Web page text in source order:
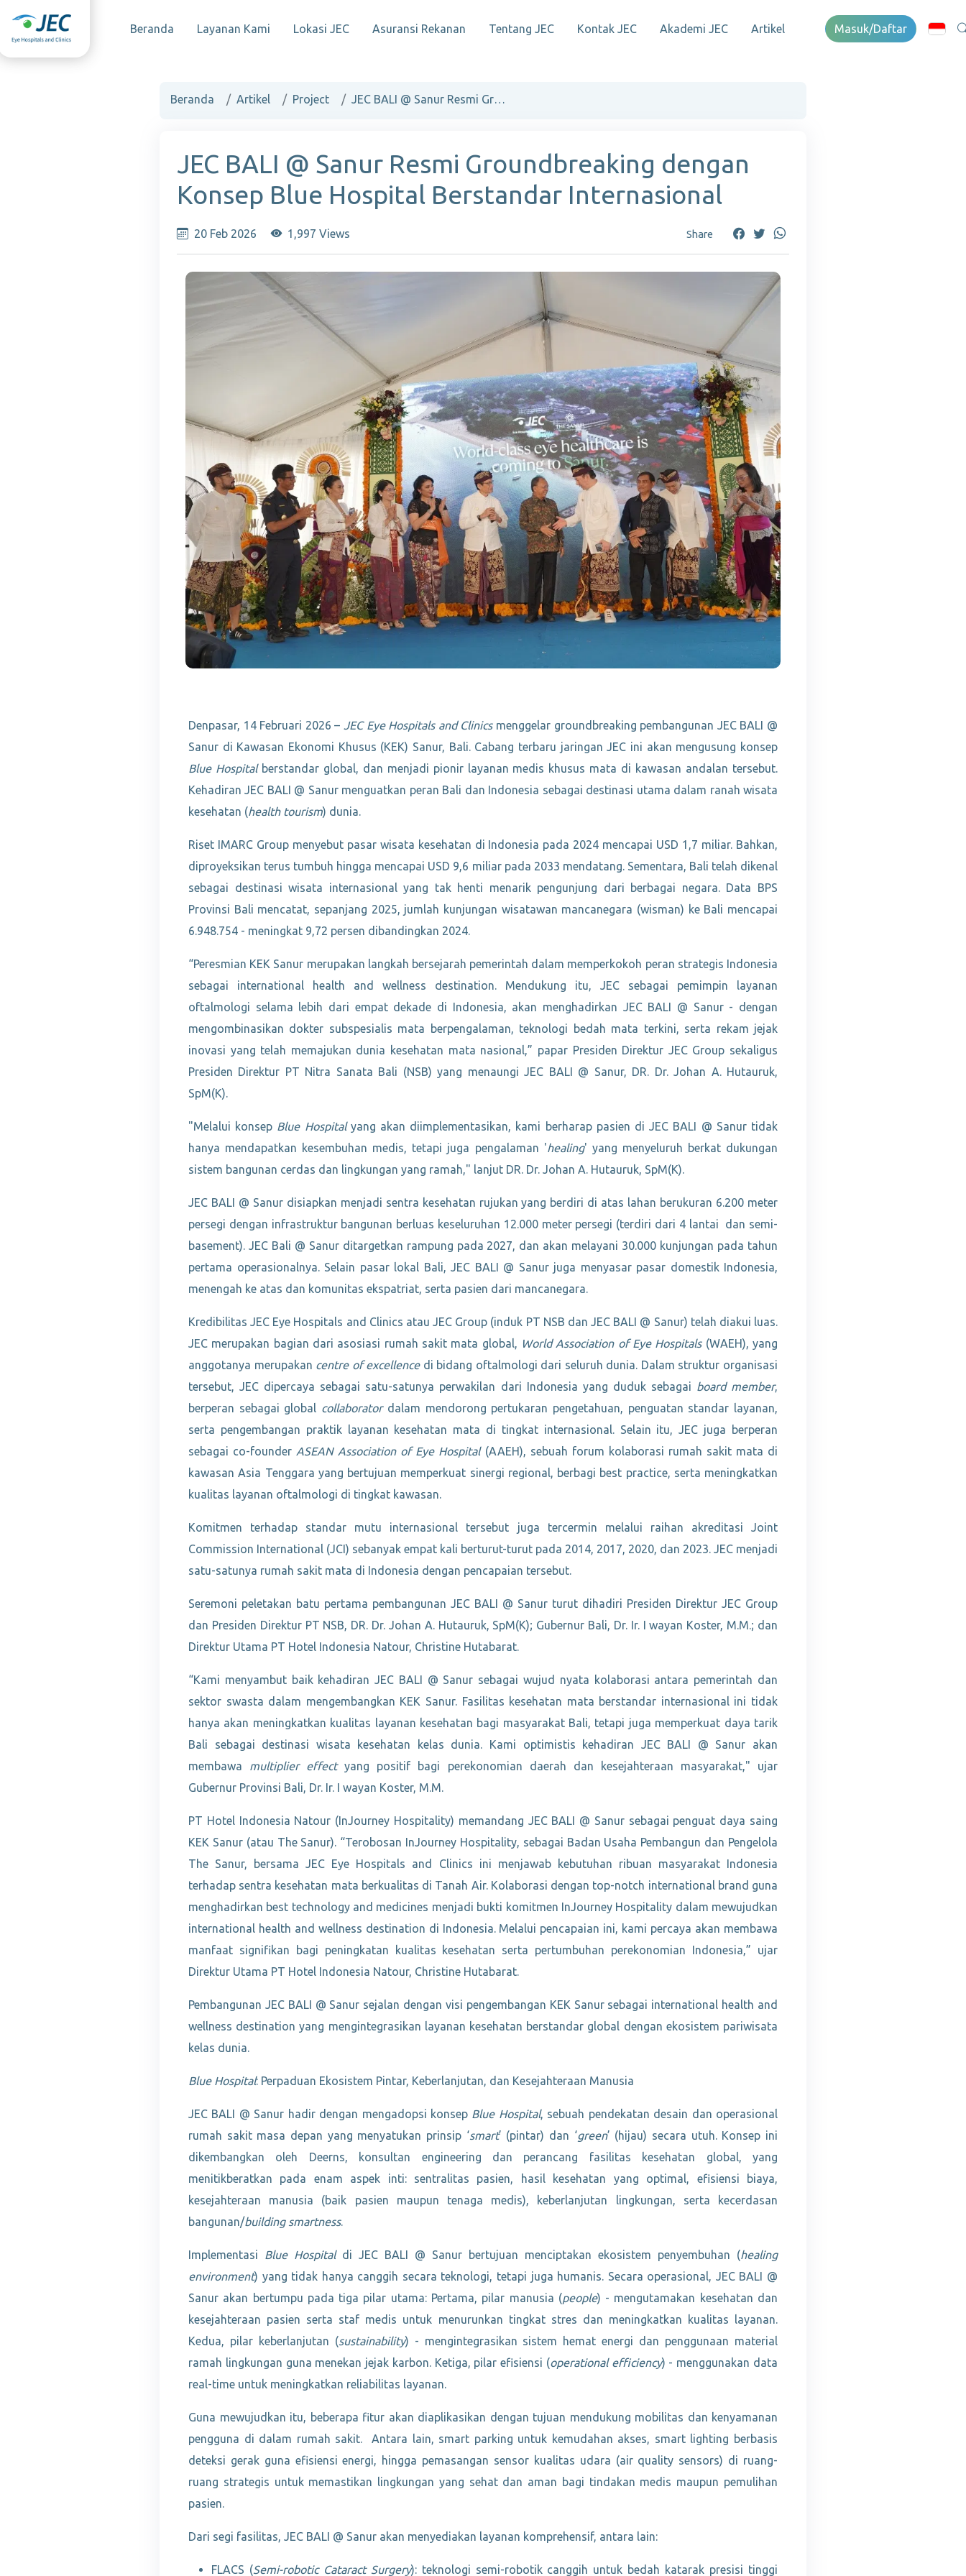
Beranda Layanan Kami Lokasi JEC Asuransi Rekanan Tentang JEC Kontak JEC Akademi JEC Artikel Masuk/Daftar
Beranda Artikel Project JEC BALI @ Sanur Resmi Groundbreaking dengan Konsep Blue Hospital Berstandar Internasional
JEC BALI @ Sanur Resmi Groundbreaking dengan
Konsep Blue Hospital Berstandar Internasional
20 Feb 2026 1,997 Views Share
Denpasar, 14 Februari 2026 – JEC Eye Hospitals and Clinicsmenggelar groundbreaking pembangunan JEC BALI @
Sanur di Kawasan Ekonomi Khusus (KEK) Sanur, Bali. Cabang terbaru jaringan JEC ini akan mengusung konsep
Blue Hospitalberstandar global, dan menjadi pionir layanan medis khusus mata di kawasan andalan tersebut.
Kehadiran JEC BALI @ Sanur menguatkan peran Bali dan Indonesia sebagai destinasi utama dalam ranah wisata
kesehatan (health tourism) dunia.
Riset IMARC Group menyebut pasar wisata kesehatan di Indonesia pada 2024 mencapai USD 1,7 miliar. Bahkan,
diproyeksikan terus tumbuh hingga mencapai USD 9,6 miliar pada 2033 mendatang. Sementara, Bali telah dikenal
sebagai destinasi wisata internasional yang tak henti menarik pengunjung dari berbagai negara. Data BPS
Provinsi Bali mencatat, sepanjang 2025, jumlah kunjungan wisatawan mancanegara (wisman) ke Bali mencapai
6.948.754 - meningkat 9,72 persen dibandingkan 2024.
“Peresmian KEK Sanur merupakan langkah bersejarah pemerintah dalam memperkokoh peran strategis Indonesia
sebagai international health and wellness destination. Mendukung itu, JEC sebagai pemimpin layanan
oftalmologi selama lebih dari empat dekade di Indonesia, akan menghadirkan JEC BALI @ Sanur - dengan
mengombinasikan dokter subspesialis mata berpengalaman, teknologi bedah mata terkini, serta rekam jejak
inovasi yang telah memajukan dunia kesehatan mata nasional,” papar Presiden Direktur JEC Group sekaligus
Presiden Direktur PT Nitra Sanata Bali (NSB) yang menaungi JEC BALI @ Sanur, DR. Dr. Johan A. Hutauruk,
SpM(K).
"Melalui konsep Blue Hospitalyang akan diimplementasikan, kami berharap pasien di JEC BALI @ Sanur tidak
hanya mendapatkan kesembuhan medis, tetapi juga pengalaman 'healing' yang menyeluruh berkat dukungan
sistem bangunan cerdas dan lingkungan yang ramah," lanjut DR. Dr. Johan A. Hutauruk, SpM(K).
JEC BALI @ Sanur disiapkan menjadi sentra kesehatan rujukan yang berdiri di atas lahan berukuran 6.200 meter
persegi dengan infrastruktur bangunan berluas keseluruhan 12.000 meter persegi (terdiri dari 4 lantai dan semi-
basement). JEC Bali @ Sanur ditargetkan rampung pada 2027, dan akan melayani 30.000 kunjungan pada tahun
pertama operasionalnya. Selain pasar lokal Bali, JEC BALI @ Sanur juga menyasar pasar domestik Indonesia,
menengah ke atas dan komunitas ekspatriat, serta pasien dari mancanegara.
Kredibilitas JEC Eye Hospitals and Clinics atau JEC Group (induk PT NSB dan JEC BALI @ Sanur) telah diakui luas.
JEC merupakan bagian dari asosiasi rumah sakit mata global, World Association of Eye Hospitals(WAEH), yang
anggotanya merupakan centre of excellencedi bidang oftalmologi dari seluruh dunia. Dalam struktur organisasi
tersebut, JEC dipercaya sebagai satu-satunya perwakilan dari Indonesia yang duduk sebagai board member,
berperan sebagai global collaboratordalam mendorong pertukaran pengetahuan, penguatan standar layanan,
serta pengembangan praktik layanan kesehatan mata di tingkat internasional. Selain itu, JEC juga berperan
sebagai co-founder ASEAN Association of Eye Hospital(AAEH), sebuah forum kolaborasi rumah sakit mata di
kawasan Asia Tenggara yang bertujuan memperkuat sinergi regional, berbagi best practice, serta meningkatkan
kualitas layanan oftalmologi di tingkat kawasan.
Komitmen terhadap standar mutu internasional tersebut juga tercermin melalui raihan akreditasi Joint
Commission International (JCI) sebanyak empat kali berturut-turut pada 2014, 2017, 2020, dan 2023. JEC menjadi
satu-satunya rumah sakit mata di Indonesia dengan pencapaian tersebut.
Seremoni peletakan batu pertama pembangunan JEC BALI @ Sanur turut dihadiri Presiden Direktur JEC Group
dan Presiden Direktur PT NSB, DR. Dr. Johan A. Hutauruk, SpM(K); Gubernur Bali, Dr. Ir. I wayan Koster, M.M.; dan
Direktur Utama PT Hotel Indonesia Natour, Christine Hutabarat.
“Kami menyambut baik kehadiran JEC BALI @ Sanur sebagai wujud nyata kolaborasi antara pemerintah dan
sektor swasta dalam mengembangkan KEK Sanur. Fasilitas kesehatan mata berstandar internasional ini tidak
hanya akan meningkatkan kualitas layanan kesehatan bagi masyarakat Bali, tetapi juga memperkuat daya tarik
Bali sebagai destinasi wisata kesehatan kelas dunia. Kami optimistis kehadiran JEC BALI @ Sanur akan
membawa multiplier effectyang positif bagi perekonomian daerah dan kesejahteraan masyarakat," ujar
Gubernur Provinsi Bali, Dr. Ir. I wayan Koster, M.M.
PT Hotel Indonesia Natour (InJourney Hospitality) memandang JEC BALI @ Sanur sebagai penguat daya saing
KEK Sanur (atau The Sanur). “Terobosan InJourney Hospitality, sebagai Badan Usaha Pembangun dan Pengelola
The Sanur, bersama JEC Eye Hospitals and Clinics ini menjawab kebutuhan ribuan masyarakat Indonesia
terhadap sentra kesehatan mata berkualitas di Tanah Air. Kolaborasi dengan top-notch international brand guna
menghadirkan best technology and medicines menjadi bukti komitmen InJourney Hospitality dalam mewujudkan
international health and wellness destination di Indonesia. Melalui pencapaian ini, kami percaya akan membawa
manfaat signifikan bagi peningkatan kualitas kesehatan serta pertumbuhan perekonomian Indonesia,” ujar
Direktur Utama PT Hotel Indonesia Natour, Christine Hutabarat.
Pembangunan JEC BALI @ Sanur sejalan dengan visi pengembangan KEK Sanur sebagai international health and
wellness destination yang mengintegrasikan layanan kesehatan berstandar global dengan ekosistem pariwisata
kelas dunia.
Blue Hospital: Perpaduan Ekosistem Pintar, Keberlanjutan, dan Kesejahteraan Manusia
JEC BALI @ Sanur hadir dengan mengadopsi konsep Blue Hospital, sebuah pendekatan desain dan operasional
rumah sakit masa depan yang menyatukan prinsip ‘smart’ (pintar) dan ‘green’ (hijau) secara utuh. Konsep ini
dikembangkan oleh Deerns, konsultan engineering dan perancang fasilitas kesehatan global, yang
menitikberatkan pada enam aspek inti: sentralitas pasien, hasil kesehatan yang optimal, efisiensi biaya,
kesejahteraan manusia (baik pasien maupun tenaga medis), keberlanjutan lingkungan, serta kecerdasan
bangunan/building smartness.
Implementasi Blue Hospitaldi JEC BALI @ Sanur bertujuan menciptakan ekosistem penyembuhan (healing
environment) yang tidak hanya canggih secara teknologi, tetapi juga humanis. Secara operasional, JEC BALI @
Sanur akan bertumpu pada tiga pilar utama: Pertama, pilar manusia (people) - mengutamakan kesehatan dan
kesejahteraan pasien serta staf medis untuk menurunkan tingkat stres dan meningkatkan kualitas layanan.
Kedua, pilar keberlanjutan (sustainability) - mengintegrasikan sistem hemat energi dan penggunaan material
ramah lingkungan guna menekan jejak karbon. Ketiga, pilar efisiensi (operational efficiency) - menggunakan data
real-time untuk meningkatkan reliabilitas layanan.
Guna mewujudkan itu, beberapa fitur akan diaplikasikan dengan tujuan mendukung mobilitas dan kenyamanan
pengguna di dalam rumah sakit. Antara lain, smart parking untuk kemudahan akses, smart lighting berbasis
deteksi gerak guna efisiensi energi, hingga pemasangan sensor kualitas udara (air quality sensors) di ruang-
ruang strategis untuk memastikan lingkungan yang sehat dan aman bagi tindakan medis maupun pemulihan
pasien.
Dari segi fasilitas, JEC BALI @ Sanur akan menyediakan layanan komprehensif, antara lain:
FLACS (Semi-robotic Cataract Surgery): teknologi semi-robotik canggih untuk bedah katarak presisi tinggi